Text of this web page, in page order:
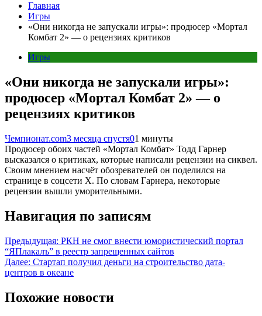
Главная
Игры
«Они никогда не запускали игры»: продюсер «Мортал
Комбат 2» — о рецензиях критиков
Игры
«Они никогда не запускали игры»:
продюсер «Мортал Комбат 2» — о
рецензиях критиков
Чемпионат.com3 месяца спустя01 минуты
Продюсер обоих частей «Мортал Комбат» Тодд Гарнер
высказался о критиках, которые написали рецензии на сиквел.
Своим мнением насчёт обозревателей он поделился на
странице в соцсети X. По словам Гарнера, некоторые
рецензии вышли уморительными.
Навигация по записям
Предыдущая: РКН не смог внести юмористический портал
“ЯПлакалъ” в реестр запрещенных сайтов
Далее: Стартап получил деньги на строительство дата-
центров в океане
Похожие новости